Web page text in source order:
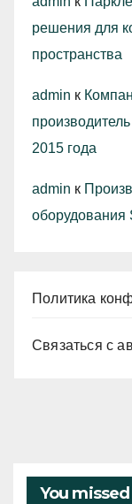
решения для
пространства
admin к
2015 года
admin к
оборудования
Политика
Связаться с
You missed